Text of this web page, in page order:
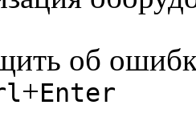
об
+Enter